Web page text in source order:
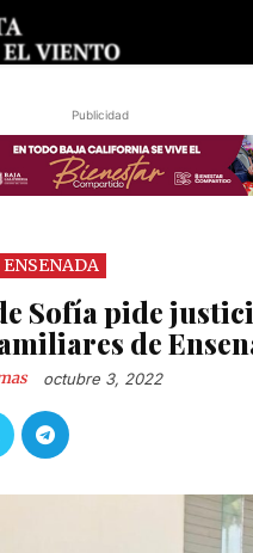
Publicidad
ENSENADA
Sofía pide
de
octubre 3, 2022